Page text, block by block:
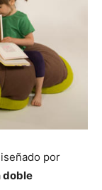
por
doble